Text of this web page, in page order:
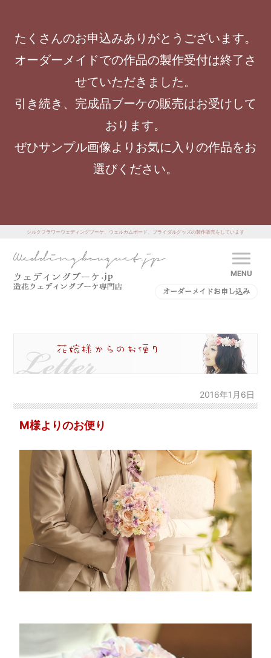
たくさんのお申込みありがとうございます。
オーダーメイドでの作品の製作受付は終了さ
せていただきました。
引き続き、完成品ブーケの販売はお受けして
おります。
ぜひサンプル画像よりお気に入りの作品をお
選びください。
シルクフラワーウェディングブーケ、ウェルカムボード、ブライダルグッズの製作販売をしています
MENU
オーダーメイドお申し込み
2016年1月6日
M様よりのお便り